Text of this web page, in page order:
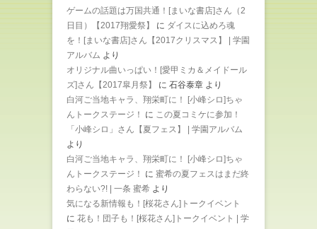
ゲームの話題は万国共通！[まいな書店]さん（2
日目）【2017翔愛祭】
に ダイスに込めろ魂
を！[まいな書店]さん【2017クリスマス】 | 学園
アルバム より
オリジナル曲いっぱい！[愛甲ミカ＆メイドール
ズ]さん【2017皐月祭】
に 石谷泰章 より
白河ご当地キャラ、翔栄町に！ [小峰シロ]ちゃ
んトークステージ！
に この夏コミケに参加！
「小峰シロ」さん【夏フェス】 | 学園アルバム
より
白河ご当地キャラ、翔栄町に！ [小峰シロ]ちゃ
んトークステージ！
に 蜜希の夏フェスはまだ終
わらない?! | 一条 蜜希 より
気になる新情報も！[桜花さん]トークイベント
に 花も！団子も！[桜花さん]トークイベント | 学